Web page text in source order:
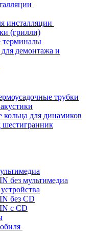
инсталляции
(грилли)
терминалы
демонтажа и
трубки
кольца для динамиков
без мультимедиа
без CD
с CD